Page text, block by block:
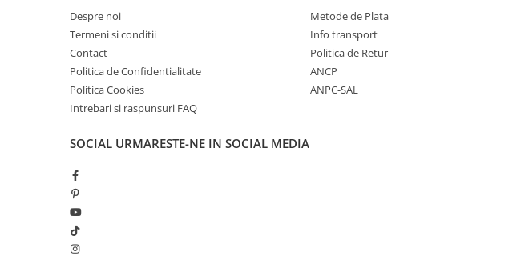
Despre noi
Termeni si conditii
Contact
Politica de Confidentialitate
Politica Cookies
Intrebari si raspunsuri FAQ
Metode de Plata
Info transport
Politica de Retur
ANCP
ANPC-SAL
SOCIAL URMARESTE-NE IN SOCIAL MEDIA